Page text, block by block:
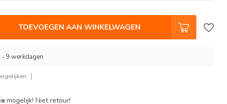
TOEVOEGEN AAN WINKELWAGEN
9 werkdagen
mogelijk! Niet retour!